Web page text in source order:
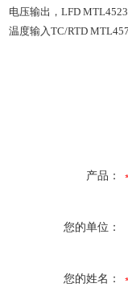
电压输出，LFD
温度输入TC/RTD
产品：
您的单位：
您的姓名：